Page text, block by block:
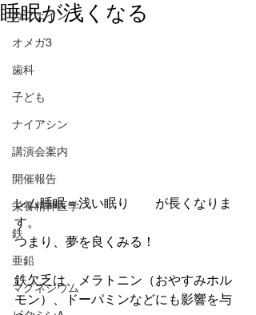
カフェイン
オメガ3
歯科
子ども
ナイアシン
講演会案内
開催報告
栄養精神医学
鉄
亜鉛
マグネシウム
睡眠が浅くなる
レム睡眠＝浅い眠り　　が長くなりま
す。
つまり、夢を良くみる！
鉄欠乏は、メラトニン（おやすみホル
モン）、ドーパミンなどにも影響を与